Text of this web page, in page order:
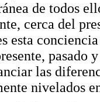
de todos
cerca del
esta
pasado
las
nivelados